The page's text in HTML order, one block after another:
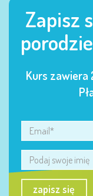
Zapisz
Kurs zawiera
zapisz się